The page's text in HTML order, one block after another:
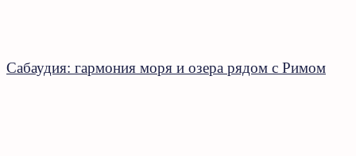
Сабаудия: гармония моря и озера рядом с Римом